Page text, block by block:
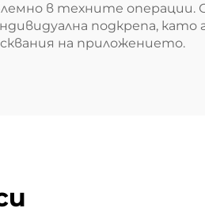
в техните операции.
подкрепа,
на приложението.